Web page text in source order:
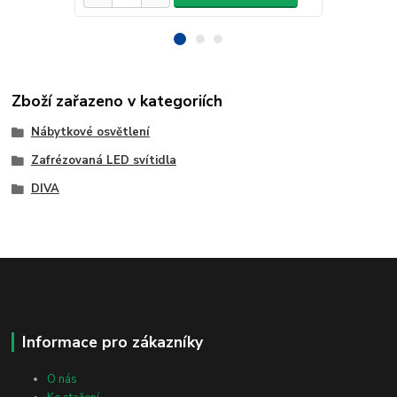
Zboží zařazeno v kategoriích
Nábytkové osvětlení
Zafrézovaná LED svítidla
DIVA
Informace pro zákazníky
O nás